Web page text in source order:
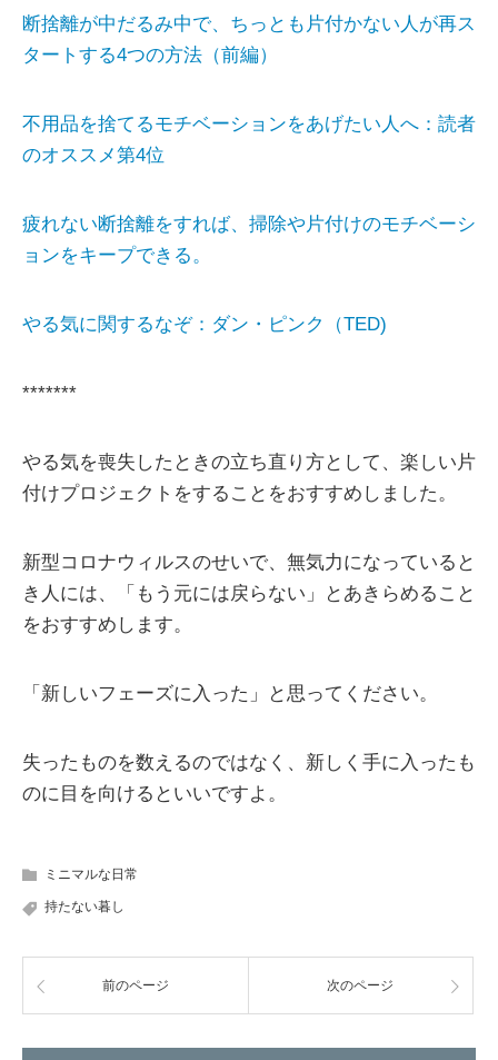
断捨離が中だるみ中で、ちっとも片付かない人が再ス
タートする4つの方法（前編）
不用品を捨てるモチベーションをあげたい人へ：読者
のオススメ第4位
疲れない断捨離をすれば、掃除や片付けのモチベーシ
ョンをキープできる。
やる気に関するなぞ：ダン・ピンク（TED)
*******
やる気を喪失したときの立ち直り方として、楽しい片
付けプロジェクトをすることをおすすめしました。
新型コロナウィルスのせいで、無気力になっていると
き人には、「もう元には戻らない」とあきらめること
をおすすめします。
「新しいフェーズに入った」と思ってください。
失ったものを数えるのではなく、新しく手に入ったも
のに目を向けるといいですよ。
ミニマルな日常
持たない暮し
前のページ 次のページ